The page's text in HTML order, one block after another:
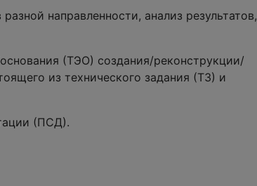
направленности, анализ результатов,
(ТЭО) создания/реконструкции/
из технического задания (ТЗ) и
(ПСД).